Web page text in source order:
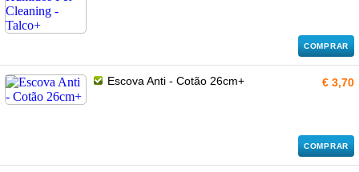
COMPRAR
Escova Anti - Cotão 26cm+ € 3,70
COMPRAR